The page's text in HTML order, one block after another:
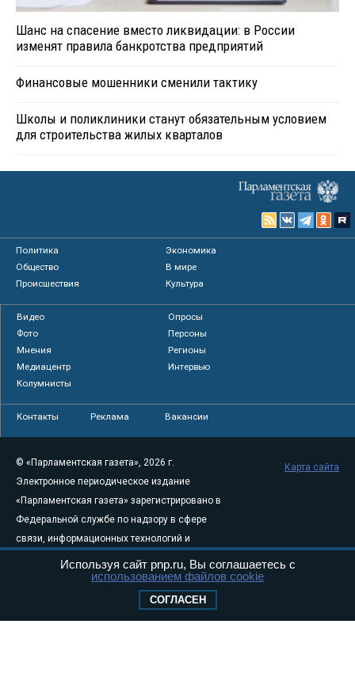
Шанс на спасение вместо ликвидации: в России
изменят правила банкротства предприятий
Финансовые мошенники сменили тактику
Школы и поликлиники станут обязательным условием
для строительства жилых кварталов
Политика
Экономика
Общество
В мире
Происшествия
Культура
Видео
Опросы
Фото
Персоны
Мнения
Регионы
Медиацентр
Интервью
Колумнисты
Контакты Реклама Вакансии
© «Парламентская газета», 2026 г.
Электронное периодическое издание
«Парламентская газета» зарегистрировано в
Федеральной службе по надзору в сфере
связи, информационных технологий и
массовых коммуникаций (Роскомнадзор) 05
августа 2011 года. 18+
Свидетельство о регистрации Эл № ФС77-
Карта сайта
Используя сайт pnp.ru, Вы соглашаетесь с
использованием файлов cookie
СОГЛАСЕН